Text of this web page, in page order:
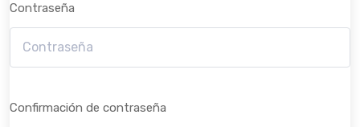
Contraseña
Confirmación de contraseña